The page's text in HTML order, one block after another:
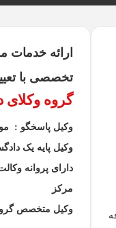
ارائه خدمات
تخصصی با
گروه وکلای
وکیل پاسخگو :
وکیل پایه یک
دارای پروانه
مرکز
وکیل متخصص گروه